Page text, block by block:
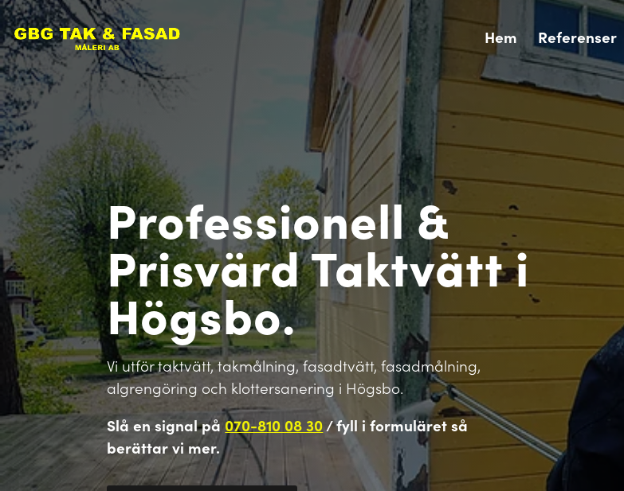
Hem Referenser
Professionell &
Prisvärd Taktvätt i
Högsbo.
Vi utför taktvätt, takmålning, fasadtvätt, fasadmålning,
algrengöring och klottersanering i Högsbo.
Slå en signal på 070-810 08 30/ fyll i formuläret så
berättar vi mer.